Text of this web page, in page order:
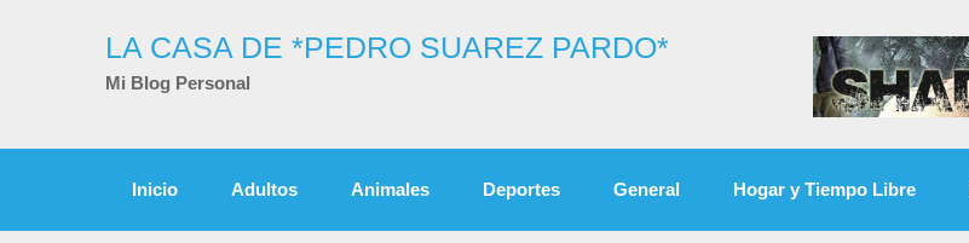
LA CASA DE *PEDRO SUAREZ PARDO*
Mi Blog Personal
Inicio Adultos Animales Deportes General Hogar y Tiempo Libre